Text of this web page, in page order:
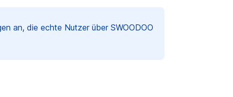
an, die echte Nutzer über SWOODOO